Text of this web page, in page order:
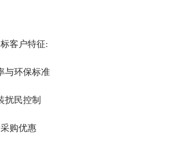
客户特征:
与环保标准
民控制
购优惠